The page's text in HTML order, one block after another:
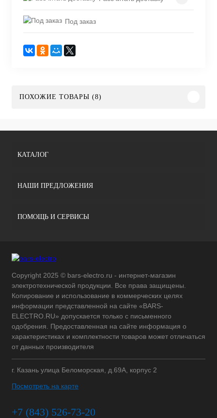
Под заказ
ПОХОЖИЕ ТОВАРЫ (8)
КАТАЛОГ
НАШИ ПРЕДЛОЖЕНИЯ
ПОМОЩЬ И СЕРВИСЫ
Copyright 2025 © bars-electro.ru - интернет-магазин
электротехнической продукции. Все права защищены.
Копирование и использование в коммерческих целях
информации представленной на сайте «BARS-
ELECTRO.RU» допускается только с письменного
одобрения. Предоставленная на сайте информация о
характеристиках и комплектности товаров может отличаться
от данных производителя
г. Казань улица Беломорская, д.69А, корпус 2
Посмотреть на карте
+7 (843) 526-73-20